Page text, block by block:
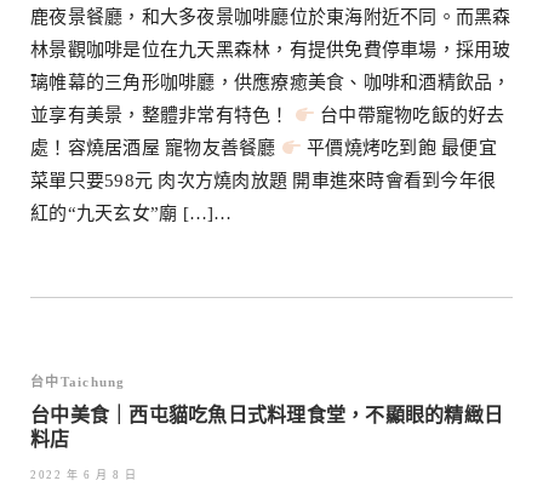
鹿夜景餐廳，和大多夜景咖啡廳位於東海附近不同。而黑森
林景觀咖啡是位在九天黑森林，有提供免費停車場，採用玻
璃帷幕的三角形咖啡廳，供應療癒美食、咖啡和酒精飲品，
並享有美景，整體非常有特色！
台中帶寵物吃飯的好去
處！容燒居酒屋 寵物友善餐廳
平價燒烤吃到飽 最便宜
菜單只要598元 肉次方燒肉放題 開車進來時會看到今年很
紅的“九天玄女”廟 […]…
台中Taichung
台中美食｜西屯貓吃魚日式料理食堂，不顯眼的精緻日
料店
2022 年 6 月 8 日